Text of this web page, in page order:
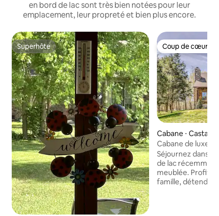
en bord de lac sont très bien notées pour leur
emplacement, leur propreté et bien plus encore.
Superhôte
Superhôte Coup de cœur
Coup de cœur
Cabane ⋅
Cabane de luxe
Séjournez dans
de lac
meublée.
famille,